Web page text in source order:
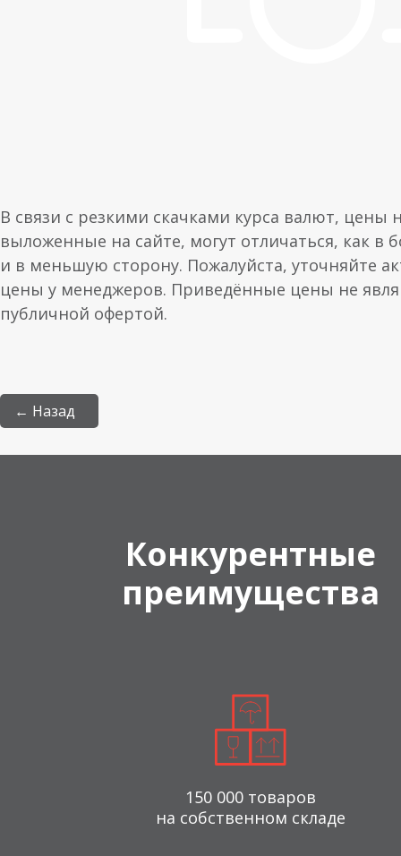
В связи с резкими скачками курса валют, цены
выложенные на сайте, могут отличаться, как в
и в меньшую сторону. Пожалуйста, уточняйте
цены у менеджеров. Приведённые цены не
публичной офертой.
← Назад
Конкурентные
преимущества
150 000 товаров
на собственном складе